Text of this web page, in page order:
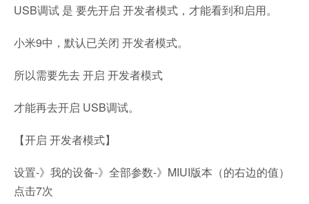
USB调试 是 要先开启 开发者模式，才能看到和启用。
小米9中，默认已关闭 开发者模式。
所以需要先去 开启 开发者模式
才能再去开启 USB调试。
【开启 开发者模式】
设置-》我的设备-》全部参数-》MIUI版本（的右边的值）
点击7次